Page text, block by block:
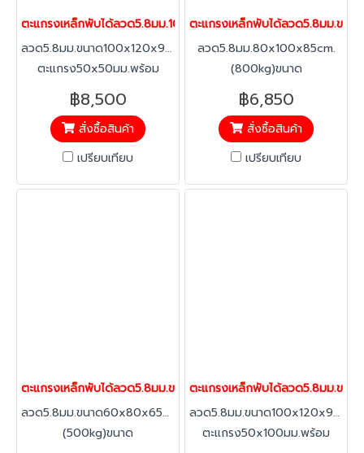
ตะแกรงเหล็กพับได้ลวด5.8มม.100x120x90cm.1000kg.แมชพาเลท
ลวด5.8มม.ขนาด100x120x90cm.1000kg.ขนาด
ตะแกรง50x50มม.พร้อม
ล้อ4นิ้ว
฿8,500
สั่งซื้อสินค้า
เปรียบเทียบ
ตะแกรงเหล็กพับได้ลวด5.8มม.ขน
ลวด5.8มม.80x100x85cm.
(800kg)ขนาด
ตะแกรง50x50มม.พร้อม
ล้อ4นิ้ว
฿6,850
สั่งซื้อสินค้า
เปรียบเทียบ
ตะแกรงเหล็กพับได้ลวด5.8มม.ขนาด60x80x65cm.แมชพาเลทพร้อม
ลวด5.8มม.ขนาด60x80x65cm.
(500kg)ขนาด
ตะแกรงเหล็กพับได้ลวด5.8มม.ขน
ลวด5.8มม.ขนาด
ตะแกรง50x100มม.พร้อม